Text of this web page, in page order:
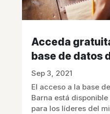
Acceda
base de datos
Sep 3, 2021
El acceso a la base
Barna está
para los líderes del